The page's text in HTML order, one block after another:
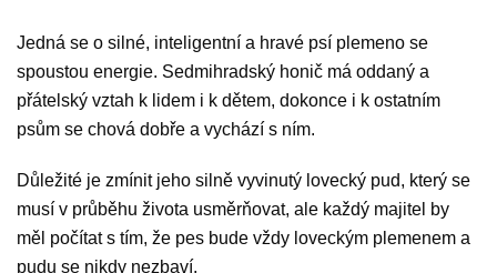
Jedná se o silné, inteligentní a hravé psí plemeno se
spoustou energie. Sedmihradský honič má oddaný a
přátelský vztah k lidem i k dětem, dokonce i k ostatním
psům se chová dobře a vychází s ním.
Důležité je zmínit jeho silně vyvinutý lovecký pud, který se
musí v průběhu života usměrňovat, ale každý majitel by
měl počítat s tím, že pes bude vždy loveckým plemenem a
pudu se nikdy nezbaví.